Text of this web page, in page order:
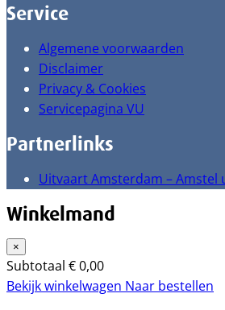
Service
Algemene voorwaarden
Disclaimer
Privacy & Cookies
Servicepagina VU
Partnerlinks
Uitvaart Amsterdam – Amstel
Winkelmand
×
Subtotaal €0,00
Bekijk winkelwagen Naar bestellen